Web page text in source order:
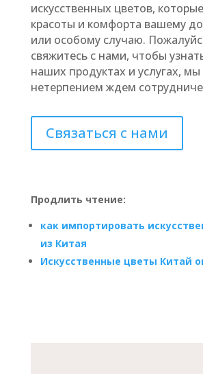
искусственных цветов,
красоты и комфорта вашему
или особому случаю.
свяжитесь с нами, чтобы
наших продуктах и услугах, мы
нетерпением ждем
Связаться с нами
Продлить чтение:
как импортировать
из Китая
Искусственные цветы Китай